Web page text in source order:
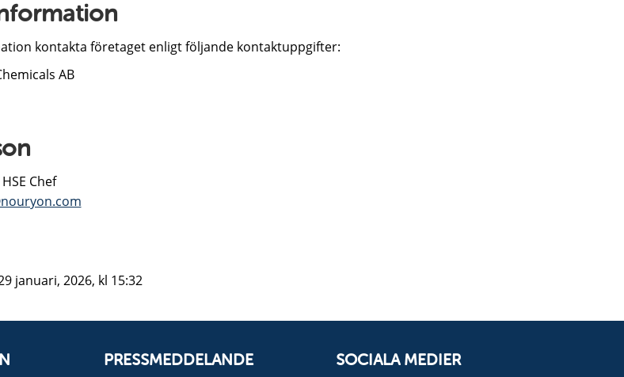
kontakta företaget enligt följande kontaktuppgifter:
AB
Chef
januari, 2026, kl 15:32
PRESSMEDDELANDE SOCIALA MEDIER